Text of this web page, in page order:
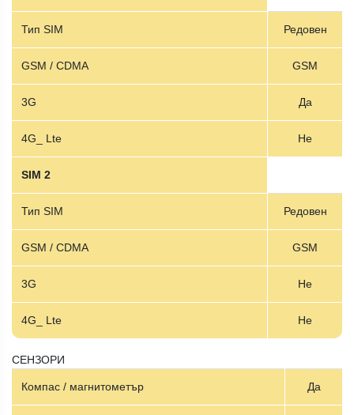
Тип SIM Редовен
GSM / CDMA GSM
3G Да
4G_ Lte Не
SIM 2
Тип SIM Редовен
GSM / CDMA GSM
3G Не
4G_ Lte Не
СЕНЗОРИ
Компас / магнитометър Да